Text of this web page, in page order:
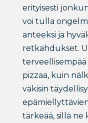
erityisesti
voi tulla
anteeksi ja
retkahdukset.
terveellisempää
pizzaa, kuin
väkisin
tärkeää, sillä